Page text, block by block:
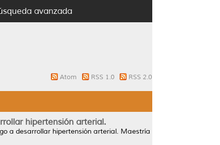
avanzada
Atom RSS 1.0 RSS 2.0
hipertensión arterial.
a desarrollar hipertensión arterial. Maestría